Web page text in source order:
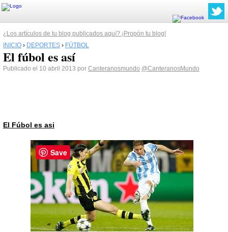
¿Los artículos de tu blog publicados aquí? ¡Propón tu blog!
INICIO › DEPORTES › FÚTBOL
El fúbol es así
Publicado el 10 abril 2013 por Canteranosmundo @CanteranosMundo
El Fúbol es asi
Save